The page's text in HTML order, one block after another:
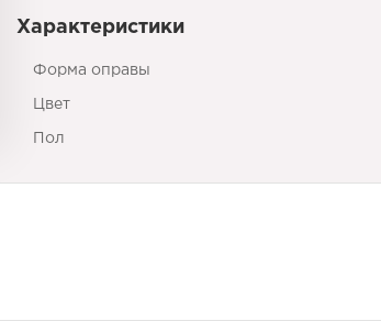
Характеристики
Форма оправы
Цвет
Пол